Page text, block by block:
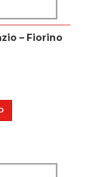
– Fiorino